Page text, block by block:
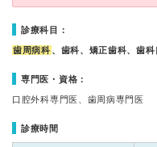
診療科目：
歯周病科 、歯科、矯正歯科、歯
専門医・資格：
口腔外科専門医、歯周病専門医
診療時間